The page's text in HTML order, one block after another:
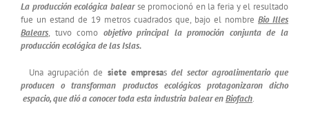
La producción ecológica balearse promocionó en la feria y el resultado
fue un estand de 19 metros cuadrados que, bajo el nombre Bio Illes
Balears, tuvo como objetivo principal la promoción conjunta de la
producción ecológica de las Islas.
Una agrupación de siete empresasdel sector agroalimentario que
producen o transforman productos ecológicos protagonizaron dicho
espacio, que dió a conocer toda esta industria balear enBiofach.